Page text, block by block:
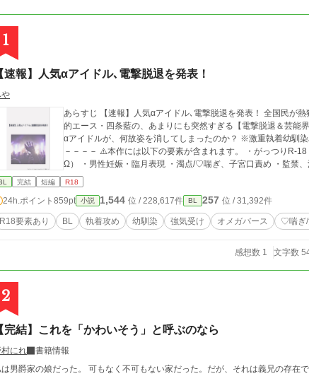
1
速報】人気αアイドル､電撃脱退を発表！
あらすじ 【速報】人気αアイドル､電撃脱退を発表！ 全国民が熱狂するトップアイドルグループ『CROWN』の絶対
的エース・四条藍の、あまりにも突然すぎる【電撃脱退＆芸能
αアイドルが、何故姿を消してしまったのか？ ※激重執着幼馴染みα×傲慢俺様の元α→Ω －－－－－－⚠️注意⚠️－－
－－－－ ⚠️本作には以下の要素が含まれます。 ・がっつりR-18（成人向け描写） ・強制的なバース転換（α →
Ω） ・男性妊娠・臨月表現 ・濁点/♡喘ぎ、子宮口責め ・監禁、
完結 短編 R18
24h.ポイント 859pt 小説 1,544 位 / 228,617件 BL 257 位 / 31,392件
R18要素あり BL 執着攻め 幼馴染 強気受け オメガバース ♡喘ぎ/
感想数 1 文字数
2
完結】これを「かわいそう」と呼ぶのなら
にれ
書籍情報
娘だった。 可もなく不可もない家だった。だが、それは義兄の存在で一変した。 時間を掛けて、理由を考えて、手放す